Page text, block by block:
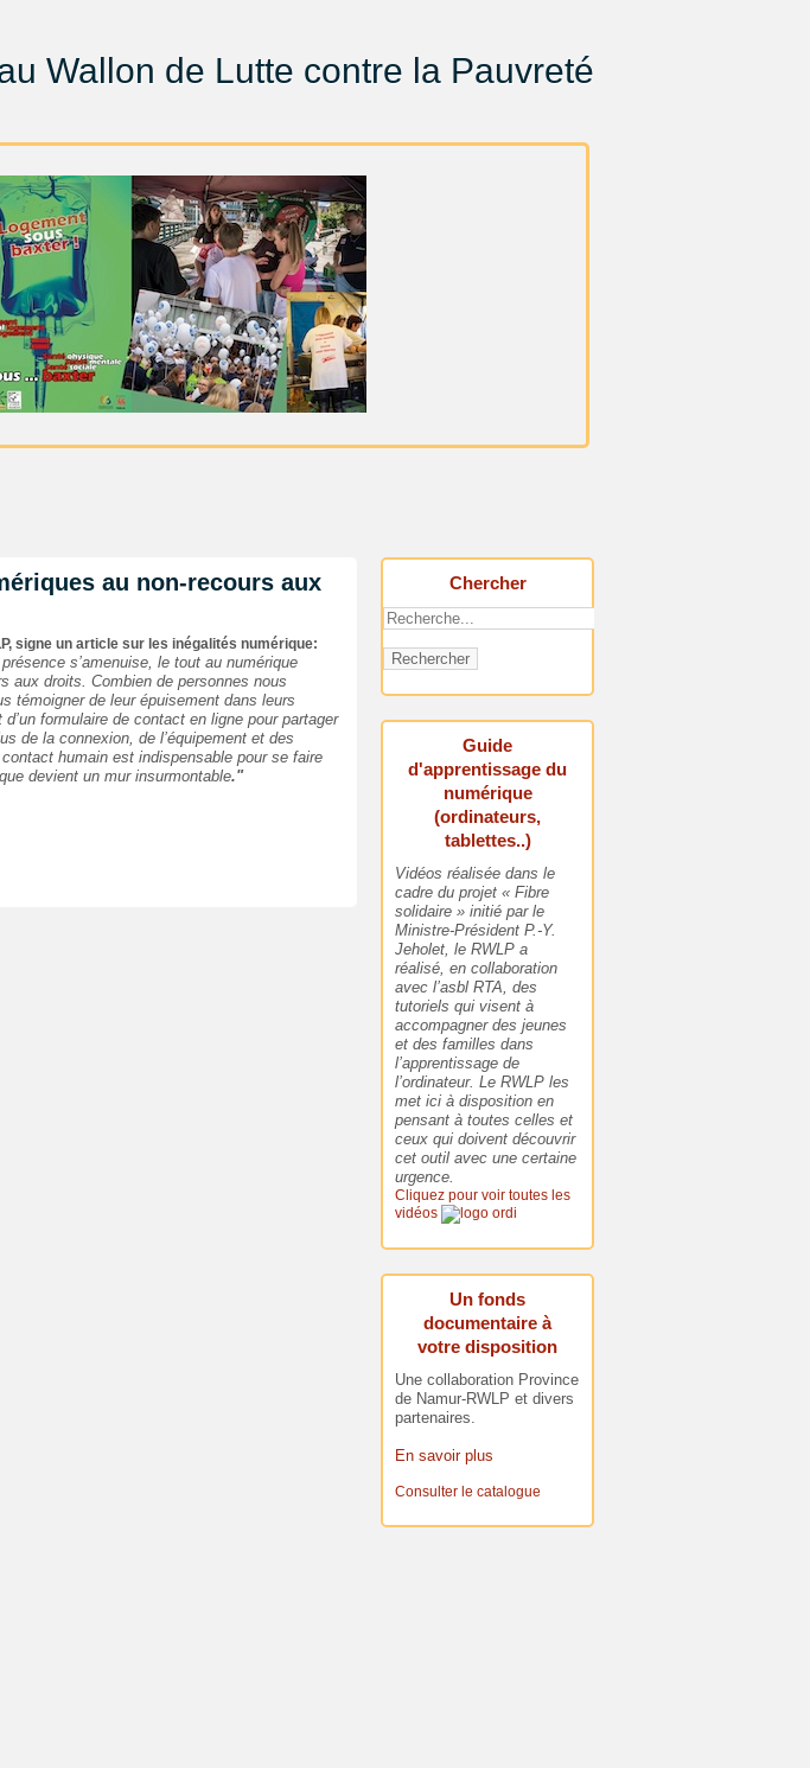
Wallon de Lutte contre la Pauvreté
au non-recours aux
signe un article sur les inégalités numérique:
s’amenuise, le tout au numérique
aux droits. Combien de personnes nous
témoigner de leur épuisement dans leurs
formulaire de contact en ligne pour partager
de la connexion, de l’équipement et des
humain est indispensable pour se faire
devient un mur insurmontable."
Chercher
Rechercher
Guide
d'apprentissage du
numérique
(ordinateurs,
tablettes..)
Vidéos réalisée dans le
cadre du projet « Fibre
solidaire » initié par le
Ministre-Président P.-Y.
Jeholet, le RWLP a
réalisé, en collaboration
avec l’asbl RTA, des
tutoriels qui visent à
accompagner des jeunes
et des familles dans
l’apprentissage de
l’ordinateur. Le RWLP les
met ici à disposition en
pensant à toutes celles et
ceux qui doivent découvrir
cet outil avec une certaine
urgence.
Cliquez pour voir toutes les
vidéos
Un fonds
documentaire à
votre disposition
Une collaboration Province
de Namur-RWLP et divers
partenaires.
En savoir plus
Consulter le catalogue